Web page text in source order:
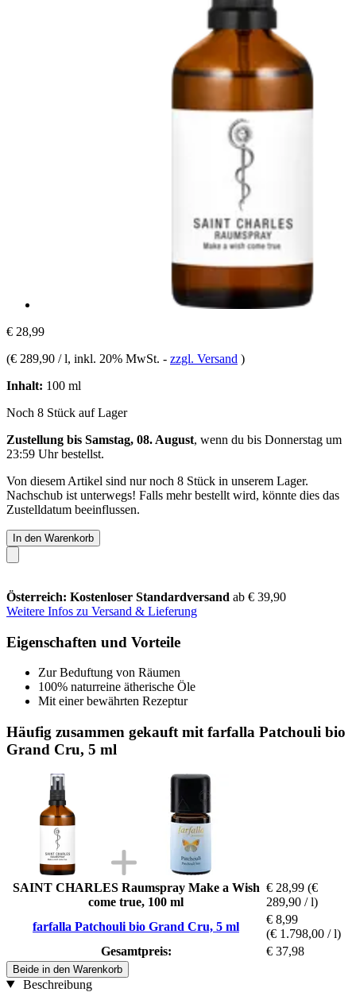
€ 28,99
(€ 289,90 / l, inkl. 20% MwSt. - zzgl. Versand )
Inhalt: 100 ml
Noch 8 Stück auf Lager
Zustellung bis Samstag, 08. August, wenn du bis Donnerstag um
23:59 Uhrbestellst.
Von diesem Artikel sind nur noch 8 Stück in unserem Lager.
Nachschub ist unterwegs! Falls mehr bestellt wird, könnte dies das
Zustelldatum beeinflussen.
In den Warenkorb
Österreich: Kostenloser Standardversand ab € 39,90
Weitere Infos zu Versand & Lieferung
Eigenschaften und Vorteile
Zur Beduftung von Räumen
100% naturreine ätherische Öle
Mit einer bewährten Rezeptur
Häufig zusammen gekauft mit farfalla Patchouli bio
Grand Cru, 5 ml
SAINT CHARLES Raumspray Make a Wish
come true, 100 ml
€ 28,99 (€
289,90 / l)
farfalla Patchouli bio Grand Cru, 5 ml
€ 8,99
(€ 1.798,00 / l)
Gesamtpreis:
€ 37,98
Beide in den Warenkorb
Beschreibung